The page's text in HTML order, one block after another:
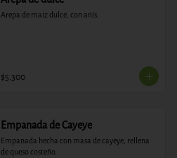
Arepa de maiz dulce, con anís.
$5.300
Empanada de Cayeye
Empanada hecha con masa de cayeye, rellena
de queso costeño.